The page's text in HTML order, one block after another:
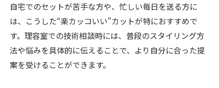
自宅でのセットが苦手な方や、忙しい毎日を送る方に
は、こうした“楽カッコいい”カットが特におすすめで
す。理容室での技術相談時には、普段のスタイリング方
法や悩みを具体的に伝えることで、より自分に合った提
案を受けることができます。